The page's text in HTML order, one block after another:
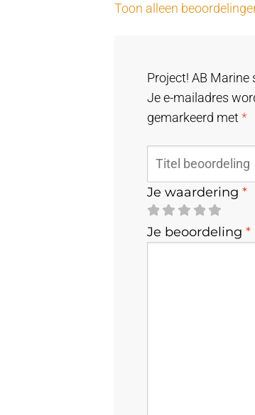
Toon alleen
Project! AB Marine
Je e-mailadres
gemarkeerd met *
Je waardering *
Je beoordeling *